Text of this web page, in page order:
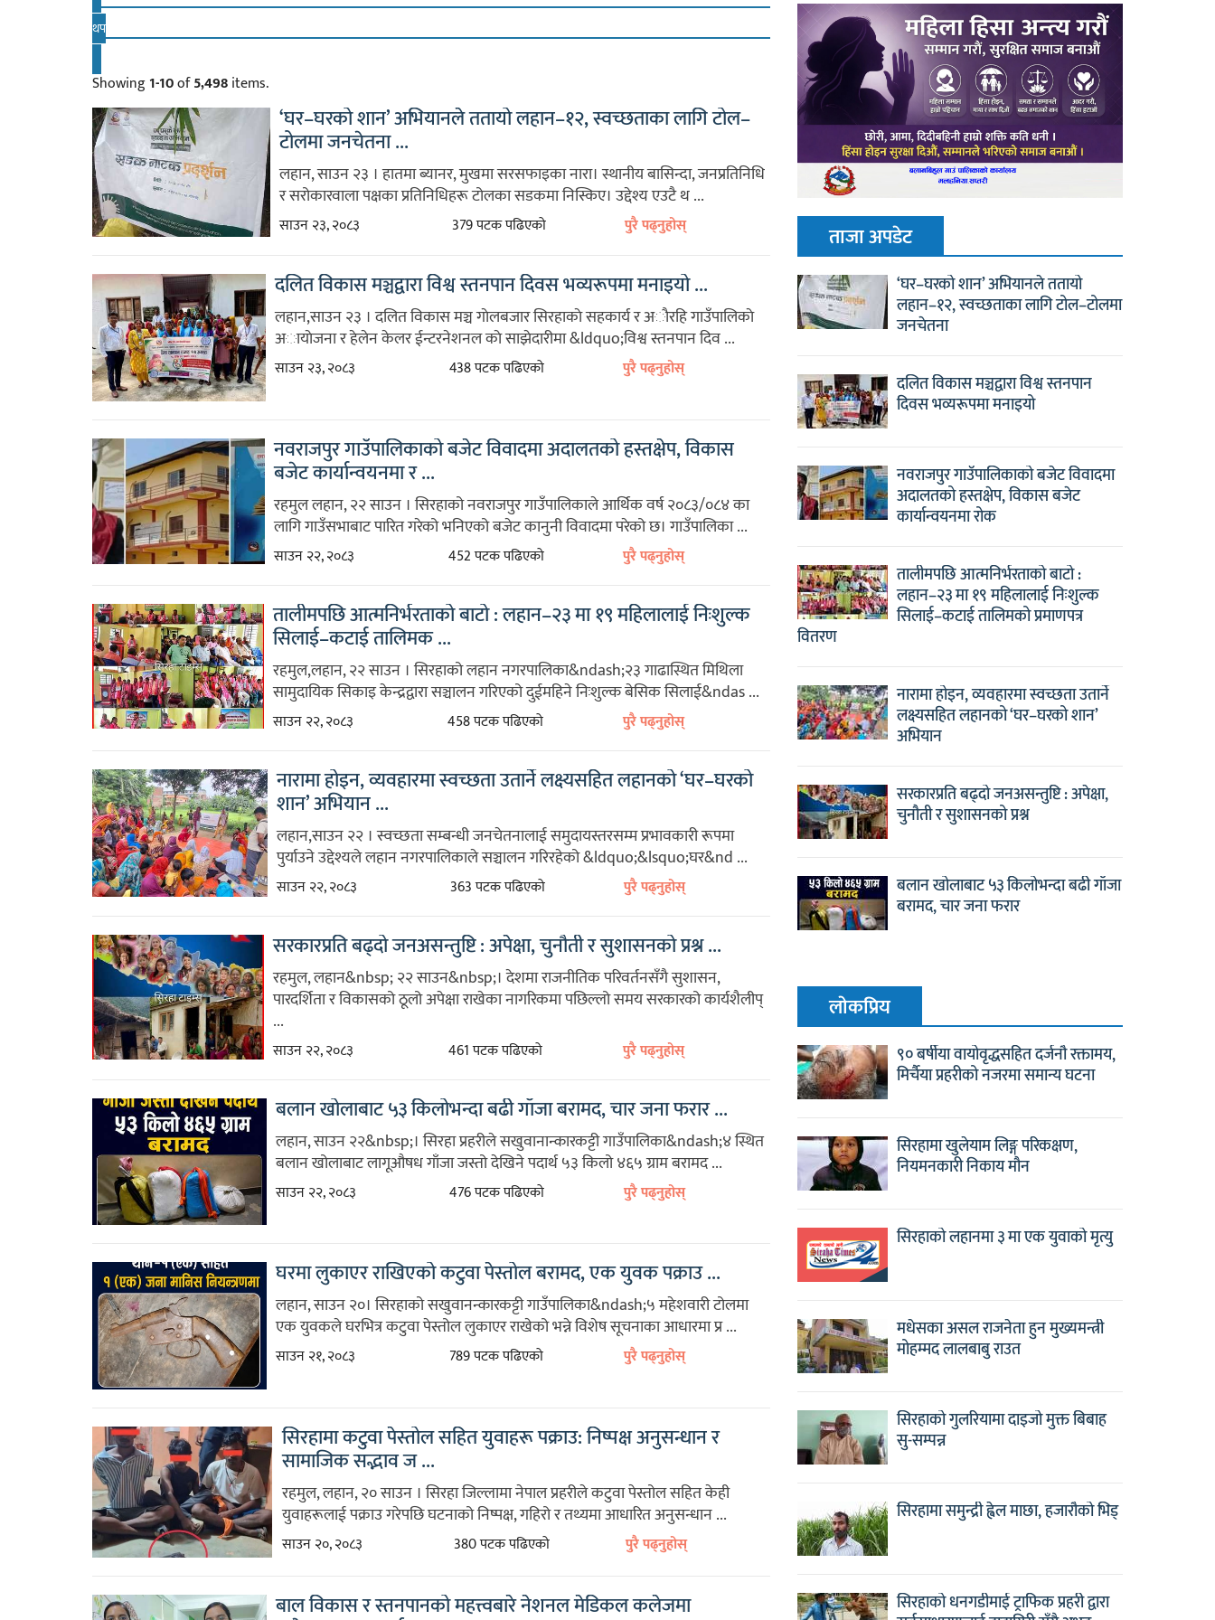
थप
Showing1-10of5,498items.
‘घर–घरको शान’ अभियानले ततायो लहान–१२, स्वच्छताका लागि टोल–
टोलमा जनचेतना ...
लहान, साउन २३ । हातमा ब्यानर, मुखमा सरसफाइका नारा। स्थानीय बासिन्दा, जनप्रतिनिधि
र सरोकारवाला पक्षका प्रतिनिधिहरू टोलका सडकमा निस्किए। उद्देश्य एउटै थ ...
साउन २३, २०८३ 379 पटक पढिएको पुरै पढ्नुहोस्
दलित विकास मञ्चद्वारा विश्व स्तनपान दिवस भव्यरूपमा मनाइयो ...
लहान,साउन २३ । दलित विकास मञ्च गाेलबजार सिरहाकाे सहकार्य र अाैरहि गाउँपालिकाे
अायाेजना र हेलेन केलर ईन्टरनेशनल काे साझेदारीमा &ldquo;विश्व स्तनपान दिव ...
साउन २३, २०८३ 438 पटक पढिएको पुरै पढ्नुहोस्
नवराजपुर गाउँपालिकाको बजेट विवादमा अदालतको हस्तक्षेप, विकास
बजेट कार्यान्वयनमा र ...
रहमुल लहान, २२ साउन । सिरहाको नवराजपुर गाउँपालिकाले आर्थिक वर्ष २०८३/०८४ का
लागि गाउँसभाबाट पारित गरेको भनिएको बजेट कानुनी विवादमा परेको छ। गाउँपालिका ...
साउन २२, २०८३ 452 पटक पढिएको पुरै पढ्नुहोस्
तालीमपछि आत्मनिर्भरताको बाटो : लहान–२३ मा १९ महिलालाई निःशुल्क
सिलाई–कटाई तालिमक ...
रहमुल,लहान, २२ साउन । सिरहाको लहान नगरपालिका&ndash;२३ गाढास्थित मिथिला
सामुदायिक सिकाइ केन्द्रद्वारा सञ्चालन गरिएको दुईमहिने निःशुल्क बेसिक सिलाई&ndas ...
साउन २२, २०८३ 458 पटक पढिएको पुरै पढ्नुहोस्
नारामा होइन, व्यवहारमा स्वच्छता उतार्ने लक्ष्यसहित लहानको ‘घर–घरको
शान’ अभियान ...
लहान,साउन २२ । स्वच्छता सम्बन्धी जनचेतनालाई समुदायस्तरसम्म प्रभावकारी रूपमा
पुर्याउने उद्देश्यले लहान नगरपालिकाले सञ्चालन गरिरहेको &ldquo;&lsquo;घर&nd ...
साउन २२, २०८३ 363 पटक पढिएको पुरै पढ्नुहोस्
सरकारप्रति बढ्दो जनअसन्तुष्टि : अपेक्षा, चुनौती र सुशासनको प्रश्न ...
रहमुल, लहान&nbsp; २२ साउन&nbsp;। देशमा राजनीतिक परिवर्तनसँगै सुशासन,
पारदर्शिता र विकासको ठूलो अपेक्षा राखेका नागरिकमा पछिल्लो समय सरकारको कार्यशैलीप्
...
साउन २२, २०८३ 461 पटक पढिएको पुरै पढ्नुहोस्
बलान खोलाबाट ५३ किलोभन्दा बढी गाँजा बरामद, चार जना फरार ...
लहान, साउन २२&nbsp;। सिरहा प्रहरीले सखुवानान्कारकट्टी गाउँपालिका&ndash;४ स्थित
बलान खोलाबाट लागूऔषध गाँजा जस्तो देखिने पदार्थ ५३ किलो ४६५ ग्राम बरामद ...
साउन २२, २०८३ 476 पटक पढिएको पुरै पढ्नुहोस्
घरमा लुकाएर राखिएको कटुवा पेस्तोल बरामद, एक युवक पक्राउ ...
लहान, साउन २०। सिरहाको सखुवानन्कारकट्टी गाउँपालिका&ndash;५ महेशवारी टोलमा
एक युवकले घरभित्र कटुवा पेस्तोल लुकाएर राखेको भन्ने विशेष सूचनाका आधारमा प्र ...
साउन २१, २०८३ 789 पटक पढिएको पुरै पढ्नुहोस्
सिरहामा कटुवा पेस्तोल सहित युवाहरू पक्राउ: निष्पक्ष अनुसन्धान र
सामाजिक सद्भाव ज ...
रहमुल, लहान, २० साउन । सिरहा जिल्लामा नेपाल प्रहरीले कटुवा पेस्तोल सहित केही
युवाहरूलाई पक्राउ गरेपछि घटनाको निष्पक्ष, गहिरो र तथ्यमा आधारित अनुसन्धान ...
साउन २०, २०८३ 380 पटक पढिएको पुरै पढ्नुहोस्
बाल विकास र स्तनपानको महत्त्वबारे नेशनल मेडिकल कलेजमा
ताजा अपडेट
‘घर–घरको शान’ अभियानले ततायो
लहान–१२, स्वच्छताका लागि टोल–टोलमा
जनचेतना
दलित विकास मञ्चद्वारा विश्व स्तनपान
दिवस भव्यरूपमा मनाइयो
नवराजपुर गाउँपालिकाको बजेट विवादमा
अदालतको हस्तक्षेप, विकास बजेट
कार्यान्वयनमा रोक
तालीमपछि आत्मनिर्भरताको बाटो :
लहान–२३ मा १९ महिलालाई निःशुल्क
सिलाई–कटाई तालिमको प्रमाणपत्र
वितरण
नारामा होइन, व्यवहारमा स्वच्छता उतार्ने
लक्ष्यसहित लहानको ‘घर–घरको शान’
अभियान
सरकारप्रति बढ्दो जनअसन्तुष्टि : अपेक्षा,
चुनौती र सुशासनको प्रश्न
बलान खोलाबाट ५३ किलोभन्दा बढी गाँजा
बरामद, चार जना फरार
लाेकप्रिय
९० बर्षीया वायोवृद्धसहित दर्जनौ रक्तामय,
मिर्चैया प्रहरीको नजरमा समान्य घटना
सिरहामा खुलेयाम लिङ्ग परिकक्षण,
नियमनकारी निकाय मौन
सिरहाको लहानमा ३ मा एक युवाको मृत्यु
मधेसका असल राजनेता हुन मुख्यमन्त्री
मोहम्मद लालबाबु राउत
सिरहाको गुलरियामा दाइजो मुक्त बिबाह
सु-सम्पन्न
सिरहामा समुन्द्री ह्वेल माछा, हजारौको भिड्
सिरहाको धनगडीमाई ट्राफिक प्रहरी द्वारा